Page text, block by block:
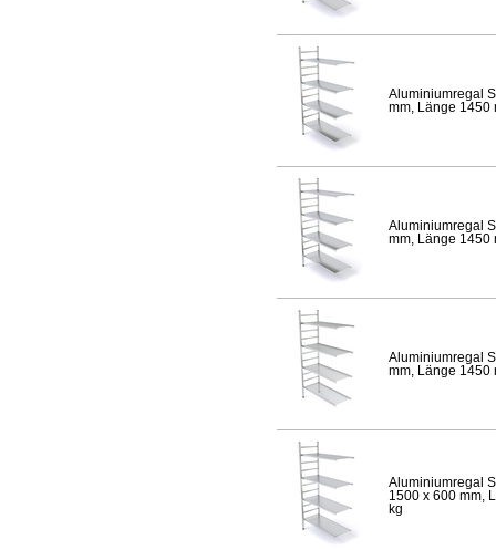
Aluminiumregal
mm, Länge 1450
Aluminiumregal
mm, Länge 1450
Aluminiumregal
mm, Länge 1450
Aluminiumregal
1500 x 600 mm,
kg